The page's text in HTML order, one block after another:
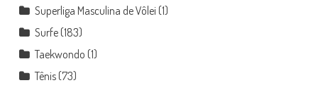
Superliga Masculina de Vôlei (1)
Surfe(183)
Taekwondo (1)
Tênis(73)